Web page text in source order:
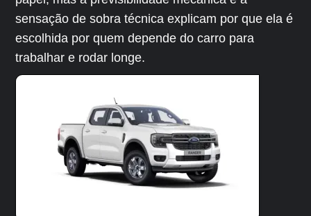
sensação de sobra técnica explicam por que ela é
escolhida por quem depende do carro para
trabalhar e rodar longe.